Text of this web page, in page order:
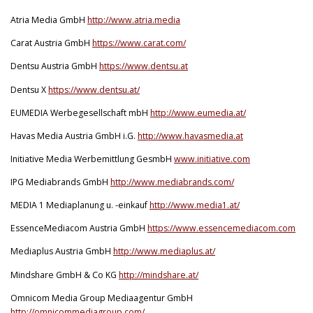
Atria Media GmbH http://www.atria.media
Carat Austria GmbH https://www.carat.com/
Dentsu Austria GmbH https://www.dentsu.at
Dentsu Xhttps://www.dentsu.at/
EUMEDIA Werbegesellschaft mbH http://www.eumedia.at/
Havas Media Austria GmbH i.G. http://www.havasmedia.at
Initiative Media Werbemittlung GesmbH www.initiative.com
IPG Mediabrands GmbH http://www.mediabrands.com/
MEDIA 1 Mediaplanung u. -einkaufhttp://www.media1.at/
EssenceMediacom Austria GmbH https://www.essencemediacom.com
Mediaplus Austria GmbH http://www.mediaplus.at/
Mindshare GmbH & Co KG http://mindshare.at/
Omnicom Media Group Mediaagentur GmbH